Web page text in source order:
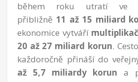
během roku utratí ve
přibližně 11 až 15 miliard
ekonomice vytváří
20 až 27 miliard korun.
každoročně přináší do
až 5,7 miliardy korun
a